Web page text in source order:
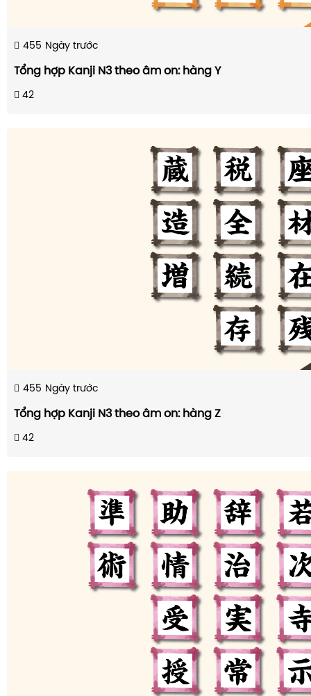
455 Ngày trước
Tổng hợp Kanji N3 theo âm on: hàng Y
42
455 Ngày trước
Tổng hợp Kanji N3 theo âm on: hàng Z
42